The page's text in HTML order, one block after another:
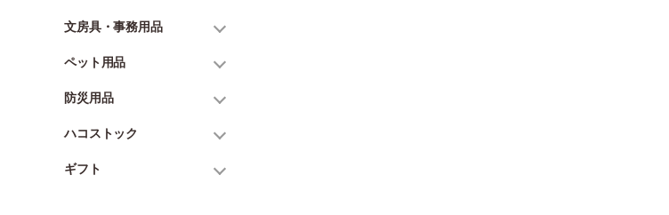
文房具・事務用品
ペット用品
防災用品
ハコストック
ギフト